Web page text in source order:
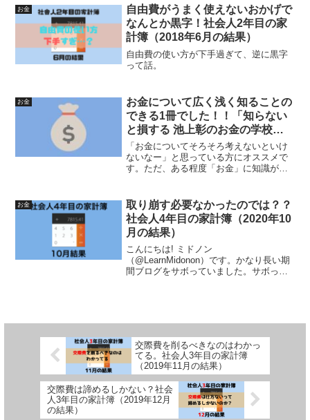
今回が2019年最後の家計簿となります。
そんな訳で2...
お金
自由費がうまく使えないおかげで
なんとか黒字！社会人2年目の家
計簿（2018年6月の結果）
自由費の使い方が下手過ぎて、逆に黒字
って話。
お金
お金について広く浅く知ることの
できる1冊でした！！「知らない
と損する 池上彰のお金の学校」
池上彰 著
「お金についてそろそろ考えないといけ
ないなー」と思っている方にオススメで
す。ただ、ある程度「お金」に知識があ
お金
取り崩す必要なかったのでは？？
社会人4年目の家計簿（2020年10
月の結果）
こんにちは! ミドノン
（@LearnMidonon）です。かなり長い期
間ブログをサボっていました。サボって
交際費を削るべきなのはわかっ
てる。社会人3年目の家計簿
（2019年11月の結果）
交際費は諦めるしかない？社会
人3年目の家計簿（2019年12月
の結果）